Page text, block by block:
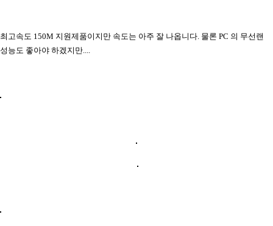
최고속도 150M 지원제품이지만 속도는 아주 잘 나옵니다. 물론 PC 의 무선랜
성능도 좋아야 하겠지만....